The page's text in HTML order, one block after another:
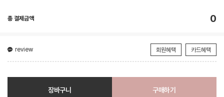
총 결제금액 0
review 회원혜택 카드혜택
장바구니 구매하기